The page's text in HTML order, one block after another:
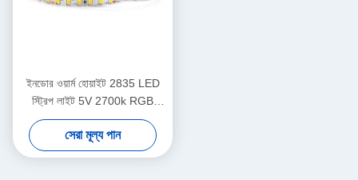
ইনডোর ওয়ার্ম হোয়াইট 2835 LED
স্ট্রিপ লাইট 5V 2700k RGB
120LED/M বাড়ির জন্য নমনীয়
সেরা মূল্য পান